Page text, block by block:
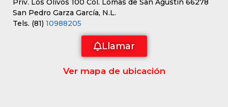
Priv. Los Olivos 100 Col. Lomas de San Agustín 66278
San Pedro Garza García, N.L.
Tels. (81) 10988205
Llamar
Ver mapa de ubicación